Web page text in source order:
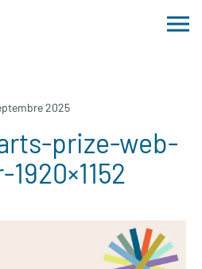
2025
prize-web-